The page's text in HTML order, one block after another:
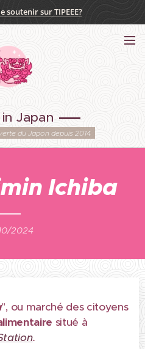
soutenir sur TIPEEE?
Japan
du Japon depuis 2014
Ichiba
2024
", ou marché des citoyens
situé à
.